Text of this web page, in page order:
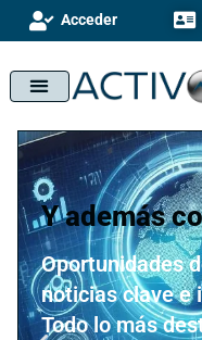
Acceder
Y además
Oportunidades
noticias clave e
Todo lo más